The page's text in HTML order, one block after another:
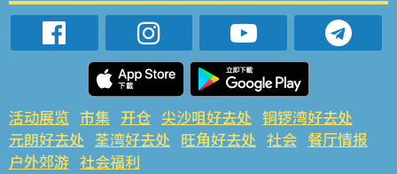
活动展览 市集 开仓 尖沙咀好去处 铜锣湾好去处
元朗好去处 荃湾好去处 旺角好去处 社会 餐厅情报
户外郊游 社会福利